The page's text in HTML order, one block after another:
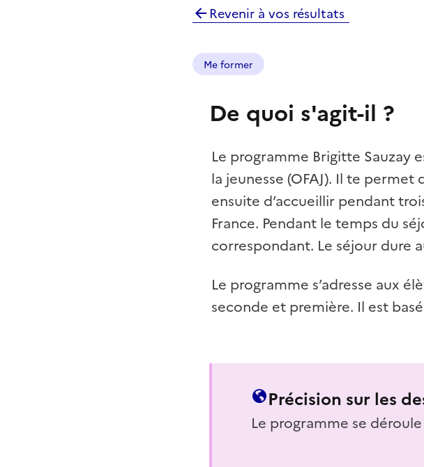
Revenir à vos résultats
Me former
De quoi s'agit-il ?
Le programme Brigitte Sauzay
la jeunesse (OFAJ). Il te
ensuite d’accueillir pendant
France. Pendant le temps du
correspondant. Le séjour dure
Le programme s’adresse aux
seconde et première. Il est
Précision sur les
Le programme se